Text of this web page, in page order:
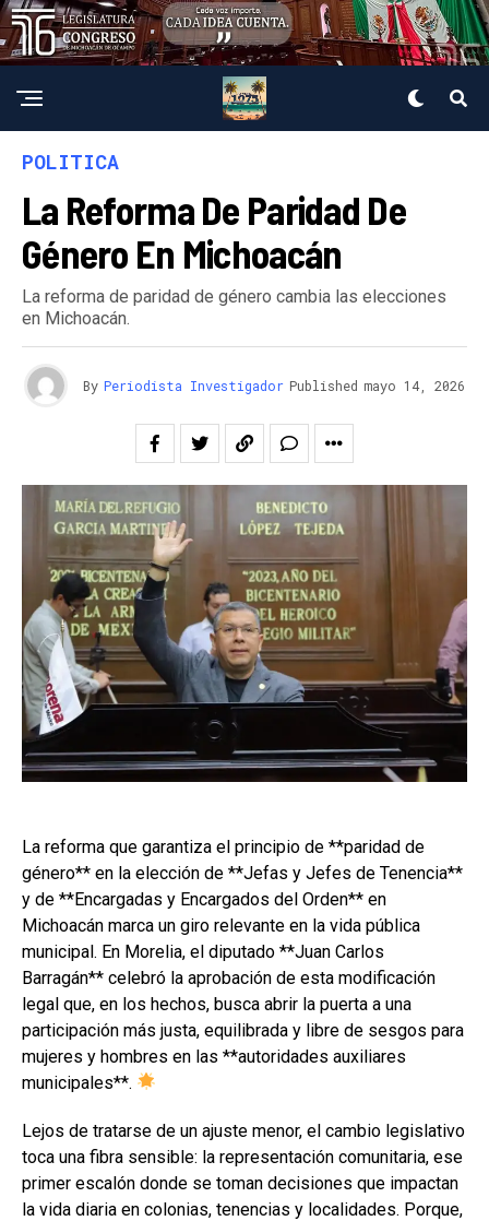
POLITICA
La Reforma De Paridad De
Género En Michoacán
La reforma de paridad de género cambia las elecciones
en Michoacán.
By Periodista Investigador Published mayo 14, 2026
La reforma que garantiza el principio de **paridad de
género** en la elección de **Jefas y Jefes de Tenencia**
y de **Encargadas y Encargados del Orden** en
Michoacán marca un giro relevante en la vida pública
municipal. En Morelia, el diputado **Juan Carlos
Barragán** celebró la aprobación de esta modificación
legal que, en los hechos, busca abrir la puerta a una
participación más justa, equilibrada y libre de sesgos para
mujeres y hombres en las **autoridades auxiliares
municipales**.
Lejos de tratarse de un ajuste menor, el cambio legislativo
toca una fibra sensible: la representación comunitaria, ese
primer escalón donde se toman decisiones que impactan
la vida diaria en colonias, tenencias y localidades. Porque,